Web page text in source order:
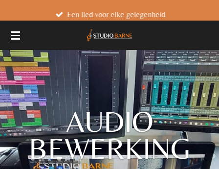
direct
naar
de
hoofdinhoud
Een lied voor elke gelegenheid
AUDIO
BEWERKING